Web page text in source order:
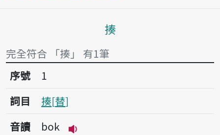
主內容區塊
揍
完全符合 「揍」 有1筆
序號1揍
序號
1
詞目
揍 替
音讀
bok